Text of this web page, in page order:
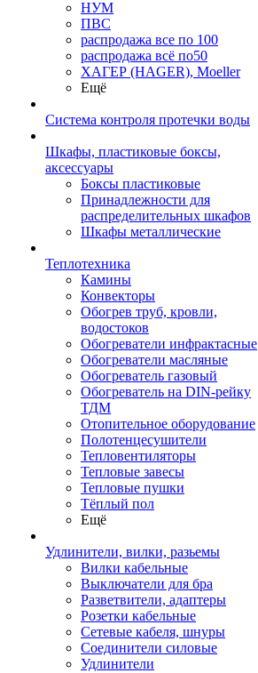
НУМ
ПВС
распродажа все по 100
распродажа всё по50
ХАГЕР (HAGER), Moeller
Ещё
Система контроля протечки воды
Шкафы, пластиковые боксы,
аксессуары
Боксы пластиковые
Принадлежности для
распределительных шкафов
Шкафы металлические
Теплотехника
Камины
Конвекторы
Обогрев труб, кровли,
водостоков
Обогреватели инфрактасные
Обогреватели масляные
Обогреватель газовый
Обогреватель на DIN-рейку
ТДМ
Отопительное оборудование
Полотенцесушители
Тепловентиляторы
Тепловые завесы
Тепловые пушки
Тёплый пол
Ещё
Удлинители, вилки, разьемы
Вилки кабельные
Выключатели для бра
Разветвители, адаптеры
Розетки кабельные
Сетевые кабеля, шнуры
Соединители силовые
Удлинители